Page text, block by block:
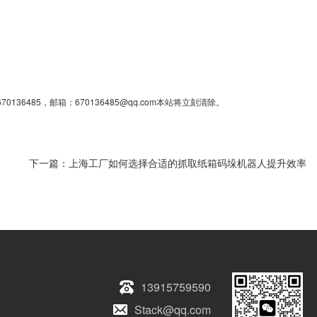
，邮箱：670136485@qq.com本站将立刻清除。
下一篇： 上海工厂如何选择合适的抓取纸箱码垛机器人提升效率
13915759590
Stack@qq.com